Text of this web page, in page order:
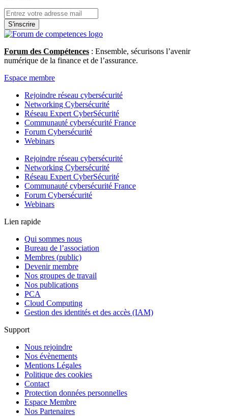
S'inscrire
Forum des Compétences : Ensemble, sécurisons l’avenir
numérique de la finance et de l’assurance.
Espace membre
Rejoindre réseau cybersécurité
Networking Cybersécurité
Réseau Expert CyberSécurité
Communauté cybersécurité France
Forum Cybersécurité
Webinars
Rejoindre réseau cybersécurité
Networking Cybersécurité
Réseau Expert CyberSécurité
Communauté cybersécurité France
Forum Cybersécurité
Webinars
Lien rapide
Qui sommes nous
Bureau de l’association
Membres (public)
Devenir membre
Nos groupes de travail
Nos publications
PCA
Cloud Computing
Gestion des identités et des accès (IAM)
Support
Nous rejoindre
Nos évènements
Mentions Légales
Politique des cookies
Contact
Protection données personnelles
Espace Membre
Nos Partenaires